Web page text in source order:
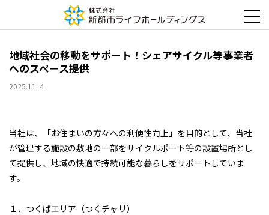
地域社会の移動をサポート！シェアサイクル等事業者
へのスペース提供
2025.11. 4
当社は、「お住まいの方々への利便性向上」を目的として、当社
が管理する施設の敷地の一部をサイクルポート等の設置場所とし
て提供し、地域の快適で持続可能な暮らしをサポートしていま
す。
１．つくばエリア（つくチャリ）